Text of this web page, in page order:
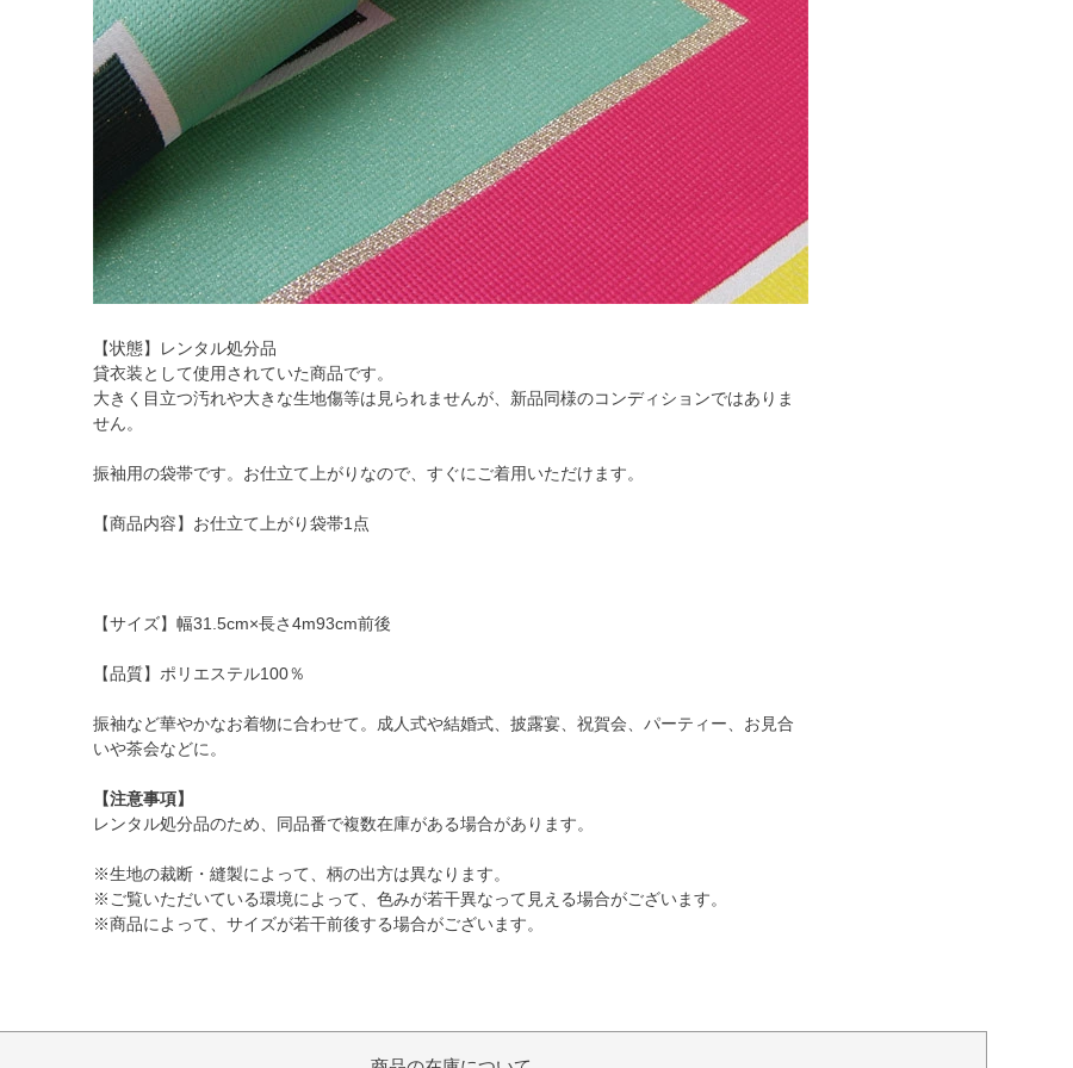
【状態】レンタル処分品
貸衣装として使用されていた商品です。
大きく目立つ汚れや大きな生地傷等は見られませんが、新品同様のコンディションではありま
せん。
振袖用の袋帯です。お仕立て上がりなので、すぐにご着用いただけます。
【商品内容】お仕立て上がり袋帯1点
【サイズ】幅31.5cm×長さ4m93cm前後
【品質】ポリエステル100％
振袖など華やかなお着物に合わせて。成人式や結婚式、披露宴、祝賀会、パーティー、お見合
いや茶会などに。
【注意事項】
レンタル処分品のため、同品番で複数在庫がある場合があります。
※生地の裁断・縫製によって、柄の出方は異なります。
※ご覧いただいている環境によって、色みが若干異なって見える場合がございます。
※商品によって、サイズが若干前後する場合がございます。